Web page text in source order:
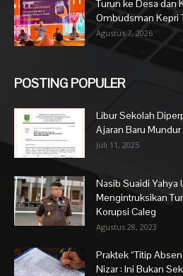
Turun ke Desa dan
Ombudsman Kepri
Agustus 7, 2026
POSTING POPULER
Libur Sekolah
Ajaran Baru
Juli 11, 2025
Nasib Suaidi Yahya
Mengintruksikan
Korupsi Caleg
Agustus 28, 2023
Praktek “Titip
Nizar : Ini Bukan